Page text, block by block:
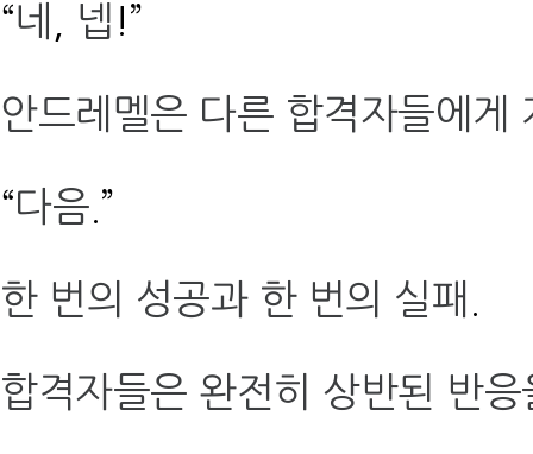
“네 넵 !”
안드레멜은 다른 합격자들에게
“다음 .”
한 번의 성공과 한 번의 실패
합격자들은 완전히 상반된 반응